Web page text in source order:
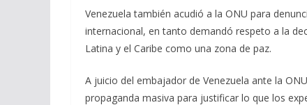
Venezuela también acudió a la ONU para
internacional, en tanto demandó respeto a la
Latina y el Caribe como una zona de paz.
A juicio del embajador de Venezuela ante la
propaganda masiva para justificar lo que los